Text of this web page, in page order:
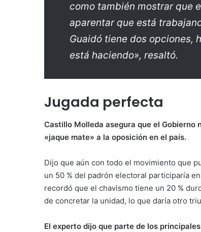
como también mostrar que
aparentar que está
Guaidó tiene dos opciones,
está haciendo», resaltó.
Jugada perfecta
Castillo Molleda asegura que el
«jaque mate» a la oposición en el país.
Dijo que aún con todo el movimiento que
un 50 % del padrón electoral participaría
recordó que el chavismo tiene un 20 %
de concretar la unidad, lo que daría otro
El experto dijo que parte de los